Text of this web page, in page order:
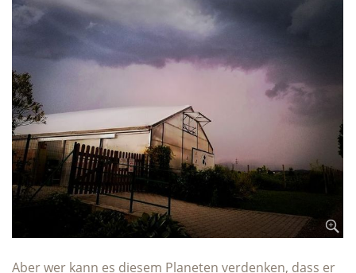
Aber wer kann es diesem Planeten verdenken, dass er